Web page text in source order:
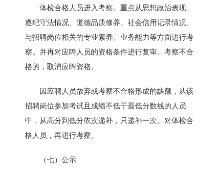
体检合格人员进入考察。重点从思想政治表现、
遵纪守法情况、道德品质修养、社会信用记录情况、
与招聘岗位相关的专业素养、业务能力等方面进行考
察。并再对应聘人员的资格条件进行复审。考察不合
格的，取消应聘资格。
因应聘人员放弃或考察不合格形成的缺额，从该
招聘岗位参加考试且成绩不低于最低分数线的人员
中，从高分到低分依次递补，只递补一次。对体检合
格人员，再进行考察。
（七）公示